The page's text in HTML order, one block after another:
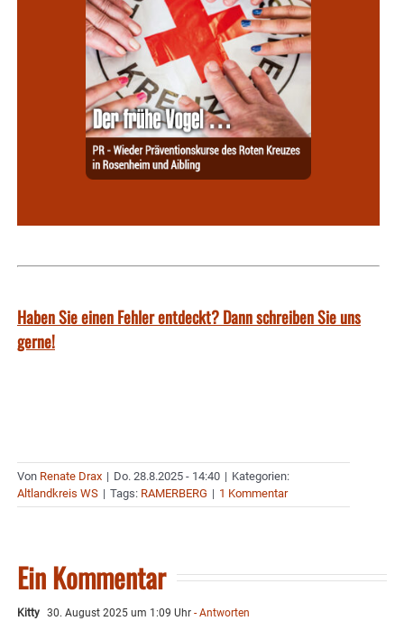
Haben Sie einen Fehler entdeckt? Dann schreiben Sie uns
gerne!
Von Renate Drax | Do. 28.8.2025 - 14:40 | Kategorien:
Altlandkreis WS | Tags: RAMERBERG | 1 Kommentar
Ein Kommentar
Kitty 30. August 2025 um 1:09 Uhr - Antworten